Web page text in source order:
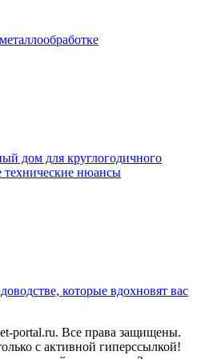
дом для круглогодичного
нюансы
которые вдохновят вас
portal.ru. Все права защищены.
с активной гиперссылкой!